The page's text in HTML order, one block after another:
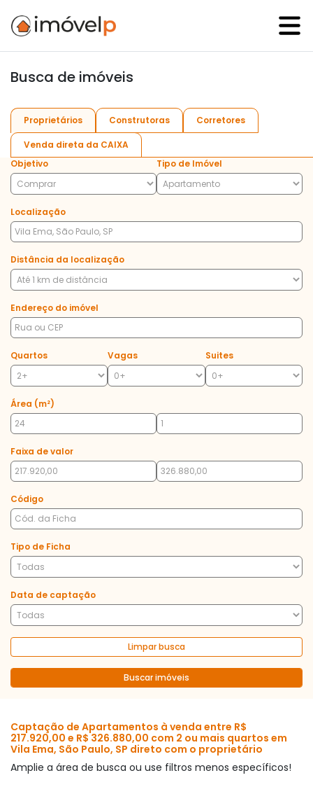
Busca de imóveis
Proprietários Construtoras Corretores
Venda direta da CAIXA
Objetivo
Tipo de Imóvel
Localização
Distância da localização
Endereço do imóvel
Quartos Vagas Suites
Área (m²)
Faixa de valor
Código
Tipo de Ficha
Data de captação
Limpar busca
Buscar imóveis
Captação de Apartamentos à venda entre R$
217.920,00 e R$ 326.880,00 com 2 ou mais quartos em
Vila Ema, São Paulo, SP direto com o proprietário
Amplie a área de busca ou use filtros menos específicos!